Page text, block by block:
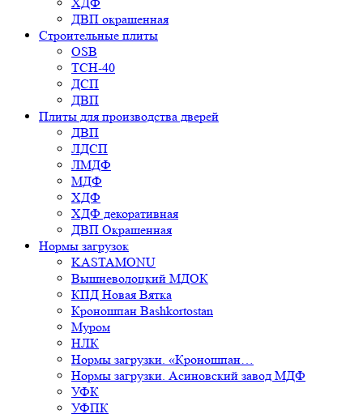
ДВП окрашенная
Строительные плиты
OSB
ТСН-40
ДСП
ДВП
Плиты для производства дверей
ДВП
ЛДСП
ЛМДФ
МДФ
ХДФ
ХДФ декоративная
ДВП Окрашенная
Нормы загрузок
KASTAMONU
Вышневолоцкий МДОК
КПД Новая Вятка
Кроношпан Bashkortostan
Муром
НЛК
Нормы загрузки. «Кроношпан…
Нормы загрузки. Асиновский завод МДФ
УФК
УФПК